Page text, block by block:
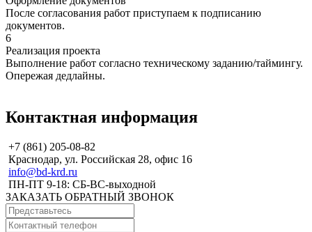
После согласования работ приступаем к подписанию
документов.
6
Реализация проекта
Выполнение работ согласно техническому заданию/таймингу.
Опережая дедлайны.
Контактная информация
+7 (861) 205-08-82
Краснодар, ул. Российская 28, офис 16
info@bd-krd.ru
ПН-ПТ 9-18: СБ-ВС-выходной
ЗАКАЗАТЬ ОБРАТНЫЙ ЗВОНОК